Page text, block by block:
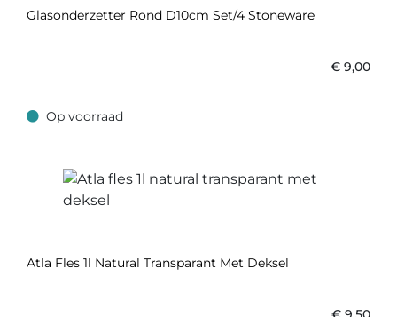
Glasonderzetter Rond D10cm Set/4 Stoneware
€ 9,00
Op voorraad
Op voorraad
Atla Fles 1l Natural Transparant Met Deksel